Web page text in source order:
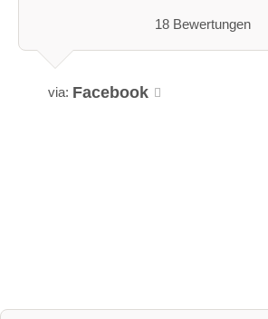
18 Bewertungen
via: Facebook